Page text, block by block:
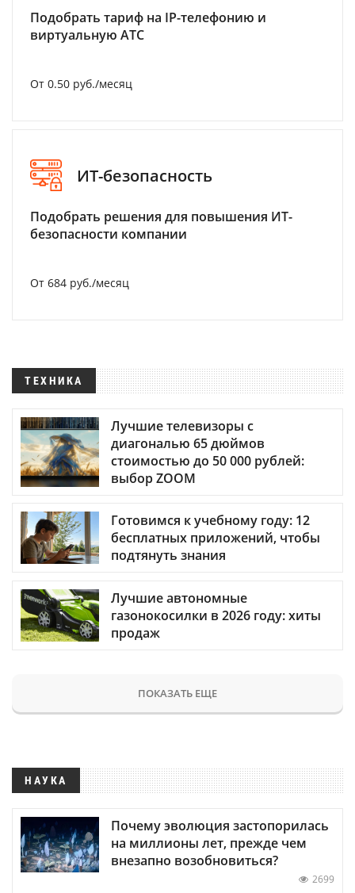
Подобрать тариф на IP-телефонию и
виртуальную АТС
От 0.50 руб./месяц
ИТ-безопасность
Подобрать решения для повышения ИТ-
безопасности компании
От 684 руб./месяц
ТЕХНИКА
Лучшие телевизоры с
диагональю 65 дюймов
стоимостью до 50 000 рублей:
выбор ZOOM
Готовимся к учебному году: 12
бесплатных приложений, чтобы
подтянуть знания
Лучшие автономные
газонокосилки в 2026 году: хиты
продаж
ПОКАЗАТЬ ЕЩЕ
НАУКА
Почему эволюция застопорилась
на миллионы лет, прежде чем
внезапно возобновиться?
2699